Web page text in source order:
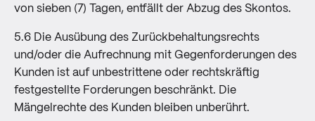
von sieben (7) Tagen, entfällt der Abzug des Skontos.
5.6 Die Ausübung des Zurückbehaltungsrechts
und/oder die Aufrechnung mit Gegenforderungen des
Kunden ist auf unbestrittene oder rechtskräftig
festgestellte Forderungen beschränkt. Die
Mängelrechte des Kunden bleiben unberührt.